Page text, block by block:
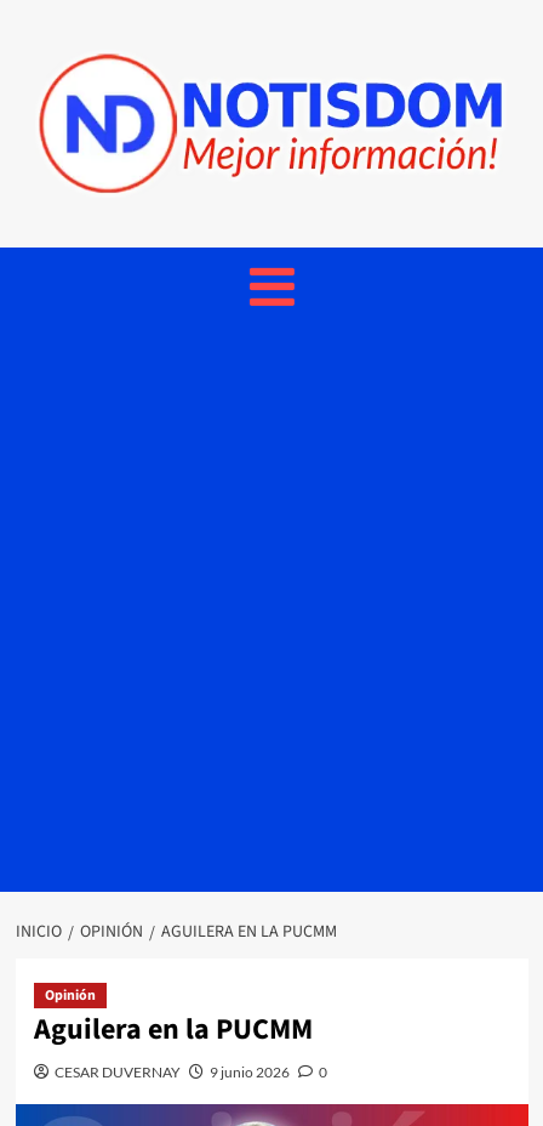
INICIO OPINIÓN AGUILERA EN LA PUCMM
Opinión
Aguilera en la PUCMM
CESAR DUVERNAY 9 junio 2026 0